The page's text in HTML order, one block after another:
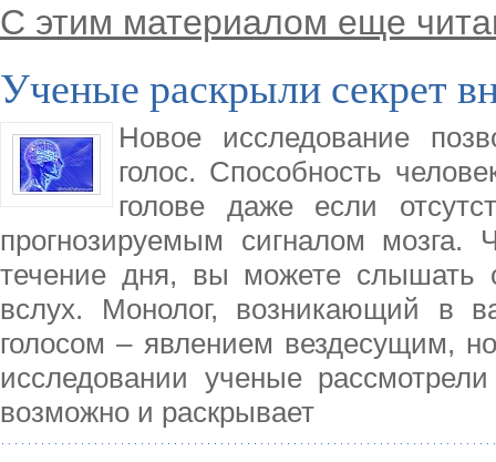
С этим материалом еще
Ученые раскрыли секрет
Новое исследование
голос. Способность
голове даже если
прогнозируемым сигналом мозга.
течение дня, вы можете слышать
вслух. Монолог, возникающий в
голосом – явлением вездесущим,
исследовании ученые
возможно и раскрывает